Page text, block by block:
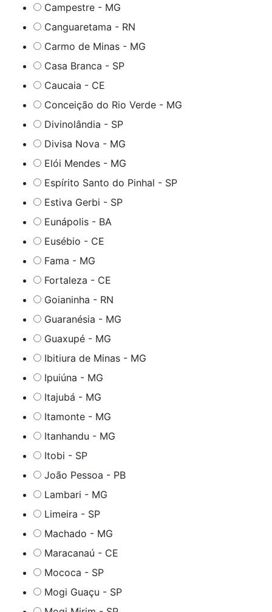
Campestre - MG
Canguaretama - RN
Carmo de Minas - MG
Casa Branca - SP
Caucaia - CE
Conceição do Rio Verde - MG
Divinolândia - SP
Divisa Nova - MG
Elói Mendes - MG
Espírito Santo do Pinhal - SP
Estiva Gerbi - SP
Eunápolis - BA
Eusébio - CE
Fama - MG
Fortaleza - CE
Goianinha - RN
Guaranésia - MG
Guaxupé - MG
Ibitiura de Minas - MG
Ipuiúna - MG
Itajubá - MG
Itamonte - MG
Itanhandu - MG
Itobi - SP
João Pessoa - PB
Lambari - MG
Limeira - SP
Machado - MG
Maracanaú - CE
Mococa - SP
Mogi Guaçu - SP